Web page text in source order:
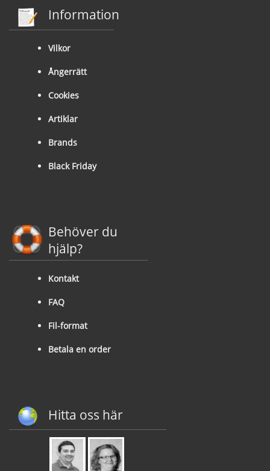
Information
Vilkor
Ångerrätt
Cookies
Artiklar
Brands
Black Friday
Behöver du
hjälp?
Kontakt
FAQ
Fil-format
Betala en order
Hitta oss här